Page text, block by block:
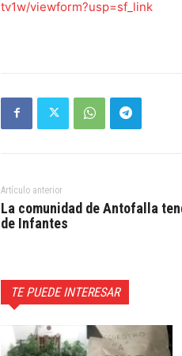
tv1w/viewform?usp=sf_link
Artículo anterior
La comunidad de Antofalla
de Infantes
TE PUEDE INTERESAR